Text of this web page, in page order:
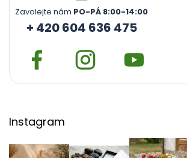
Zavolejte nám PO-PÁ 8:00-14:00
+ 420 604 636 475
Instagram